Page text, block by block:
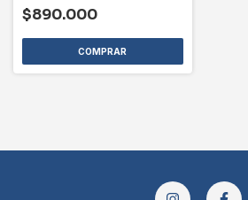
$890.000